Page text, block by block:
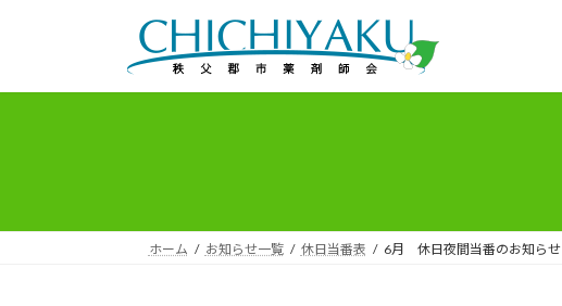
ン
ー
ホーム お知らせ一覧 休日当番表 6月 休日夜間当番のお知らせ